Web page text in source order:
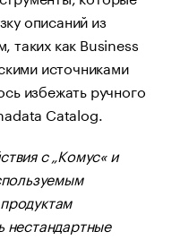
описаний из
таких как Business
источниками
избежать ручного
Catalog.
с „Комус« и
нестандартные